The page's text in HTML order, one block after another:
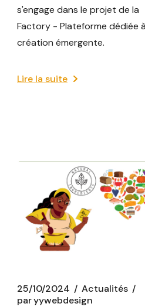
s'engage dans le projet de la
Factory - Plateforme dédiée
création émergente.
Lire la suite
25/10/2024
Actualités
paryywebdesign